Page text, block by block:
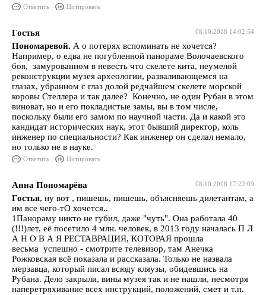
Ответить Цитировать
08.10.2018 14:02:54
Гостья
Пономаревой. А о потерях вспоминать не хочется?
Например, о едва не погубленной панораме Волочаевского
боя, замурованном в невесть что скелете кита, неумелой
реконструкции музея археологии, разваливающемся на
глазах, убранном с глаз долой редчайшем скелете морской
коровы Стеллера и так далее? Конечно, не один Рубан в этом
виноват, но и его покладистые замы, вы в том числе,
поскольку были его замом по научной части. Да и какой это
кандидат исторических наук, этот бывший директор, коль
инженер по специальности? Как инженер он сделал немало,
но только не в науке.
Ответить Цитировать
08.10.2018 17:22:09
Анна Пономарёва
Гостья, ну вот , пишешь, пишешь, объясняешь дилетантам, а
им все чего-тО хочется..
1Панораму никто не губил, даже "чуть". Она работала 40
(!!!)лет, её посетило 4 млн. человек, в 2013 году началась П Л
А Н О В А Я РЕСТАВРАЦИЯ, КОТОРАЯ прошла
весьма успешно - смотрите телевизор, там Анечка
Рожковская всё показала и рассказала. Только не назвала
мерзавца, который писал всюду кляузы, обидевшись на
Рубана. Дело закрыли, вины музея так и не нашли, несмотря
наперетряхивание всех инструкций, положений, смет и т.п.